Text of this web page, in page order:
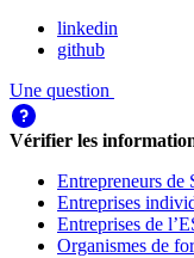
linkedin
github
Une question
Vérifier les
Entrepreneurs de
Entreprises
Entreprises de
Organismes de